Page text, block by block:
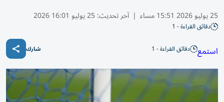
25 يوليو 2026 15:51 مساء | آخر تحديث:25 يوليو 16:01 2026
دقائق القراءة - 1
استمع دقائق القراءة - 1 شارك